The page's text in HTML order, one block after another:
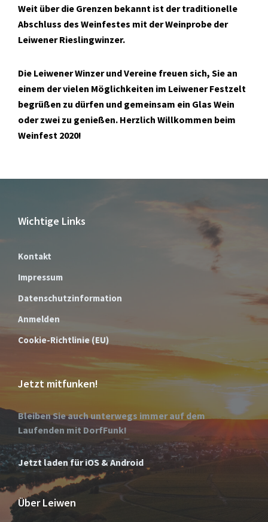
Weit über die Grenzen bekannt ist der traditionelle
Abschluss des Weinfestes mit der Weinprobe der
Leiwener Rieslingwinzer.
Die Leiwener Winzer und Vereine freuen sich, Sie an
einem der vielen Möglichkeiten im Leiwener Festzelt
begrüßen zu dürfen und gemeinsam ein Glas Wein
oder zwei zu genießen. Herzlich Willkommen beim
Weinfest 2020!
Wichtige Links
Kontakt
Impressum
Datenschutzinformation
Anmelden
Cookie-Richtlinie (EU)
Jetzt mitfunken!
Bleiben Sie auch unterwegs immer auf dem
Laufenden mit DorfFunk!
Jetzt laden für iOS & Android
Über Leiwen